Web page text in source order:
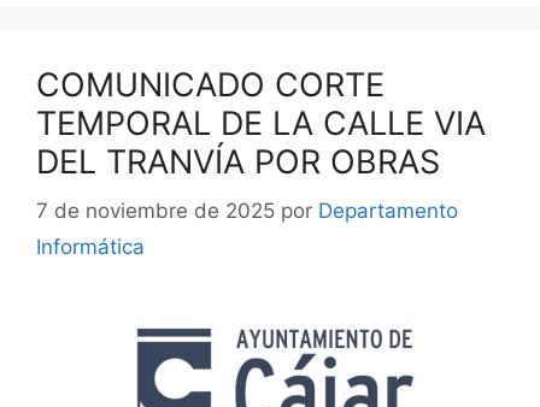
COMUNICADO CORTE
TEMPORAL DE LA CALLE VIA
DEL TRANVÍA POR OBRAS
7 de noviembre de 2025 por Departamento
Informática